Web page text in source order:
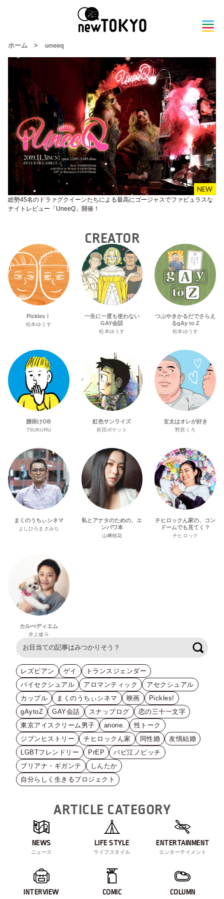
ホーム > uneeq
総勢45名のドラァグクイーンたちによる最高にゴージャスでファビュラスな
ナイトレビュー「UneeQ」開催！
CREATOR
Pickles！
松本ゆうす
一生に一度も使わない
GAY会話
松本ゆうす
つぶやきかるだでさらえ
るgAy to Z
松本ゆうす
腰掛けOB
TSUKURU
虹色サンライズ
前田ポケット
玄太はオレが好き
野原くろ
まくのうちぃシネマ
よしひろまさみち
私とアナタのための、エ
ンパワ本
山﨑穂花
チヒロックん家の、コン
ドームでも見てく？
チヒロック
カルぺディエム
井上健斗
レズビアン ゲイ
トランスジェンダー
バイセクシュアル
アロマンティック
アセクシュアル
カップル
まくのうちぃシネマ 映画
Pickles!
gAytoZ
GAY会話 スナップログ
恋の三十一文字
東京アイスクリーム男子
anone.
性トーク
ジブンヒストリー
チヒロックん家 同性婚
友情結婚
LGBTフレンドリー
PrEP
バビ江ノビッチ
ブリアナ・ギガンテ
しんたか
自分らしく生きるプロジェクト
ARTICLE CATEGORY
NEWS
ニュース
LIFE STYLE
ライフスタイル
ENTERTAINMENT
エンターテイメント
INTERVIEW COMIC COLUMN